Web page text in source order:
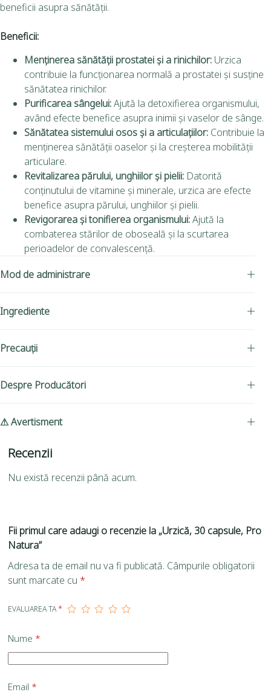
beneficii asupra sănătății.
Beneficii:
Menținerea sănătății prostatei și a rinichilor: Urzica
contribuie la funcționarea normală a prostatei și susține
sănătatea rinichilor.
Purificarea sângelui:Ajută la detoxifierea organismului,
având efecte benefice asupra inimii și vaselor de sânge.
Sănătatea sistemului osos și a articulațiilor: Contribuie la
menținerea sănătății oaselor și la creșterea mobilității
articulare.
Revitalizarea părului, unghiilor și pielii: Datorită
conținutului de vitamine și minerale, urzica are efecte
benefice asupra părului, unghiilor și pielii.
Revigorarea și tonifierea organismului:Ajută la
combaterea stărilor de oboseală și la scurtarea
perioadelor de convalescență.
Mod de administrare
Ingrediente
Precauții
Despre Producători
⚠ Avertisment
Recenzii
Nu există recenzii până acum.
Fii primul care adaugi o recenzie la „Urzică, 30 capsule, Pro
Natura”
Adresa ta de email nu va fi publicată. Câmpurile obligatorii
sunt marcate cu *
EVALUAREA TA*
Nume *
Email *